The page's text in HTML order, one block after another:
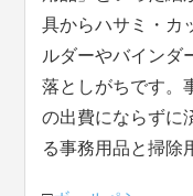
具からハサミ・カ
ルダーやバインダ
落としがちです。
の出費にならずに
る事務用品と掃除